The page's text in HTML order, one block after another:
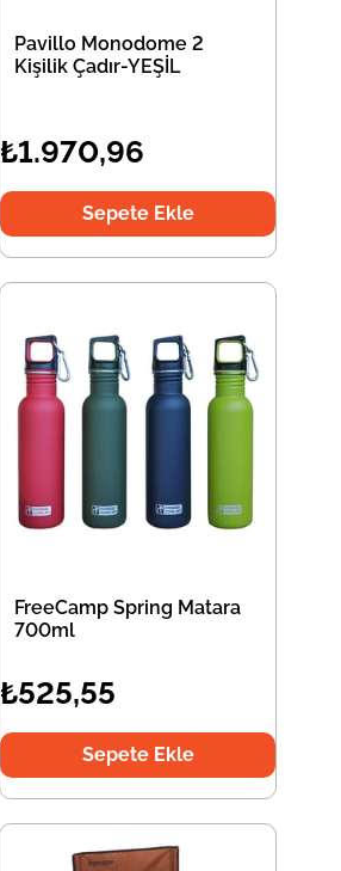
Pavillo Monodome 2
Kişilik Çadır-YEŞİL
₺1.970,96
Sepete Ekle
FreeCamp Spring Matara
700ml
₺525,55
Sepete Ekle